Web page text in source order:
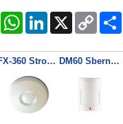
FacebookWhatsAppLinkedInX
Copy
Link
FX-360 Stropni PIR detektor DM60 Sbernicovy detektor